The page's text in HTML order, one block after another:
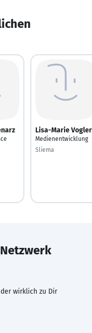
Lisa-Marie Vogler
Medienentwicklung
Sliema
wirklich zu Dir